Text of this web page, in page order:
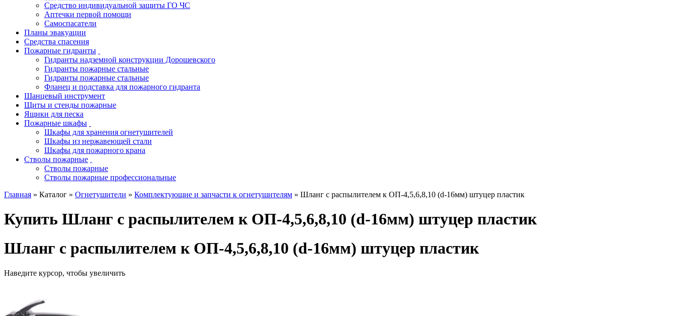
Средство индивидуальной защиты ГО ЧС
Аптечки первой помощи
Самоспасатели
Планы эвакуации
Средства спасения
Пожарные гидранты
Гидранты надземной конструкции Дорошевского
Гидранты пожарные стальные
Гидранты пожарные стальные
Фланец и подставка для пожарного гидранта
Шанцевый инструмент
Щиты и стенды пожарные
Ящики для песка
Пожарные шкафы
Шкафы для хранения огнетушителей
Шкафы из нержавеющей стали
Шкафы для пожарного крана
Стволы пожарные
Стволы пожарные
Стволы пожарные профессиональные
Главная » Каталог » Огнетушители » Комплектующие и запчасти к огнетушителям » Шланг с распылителем к ОП-4,5,6,8,10 (d-16мм) штуцер пластик
Купить Шланг с распылителем к ОП-4,5,6,8,10 (d-16мм) штуцер пластик
Шланг с распылителем к ОП-4,5,6,8,10 (d-16мм) штуцер пластик
Наведите курсор, чтобы увеличить